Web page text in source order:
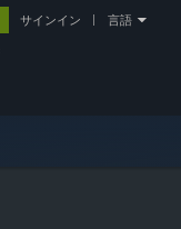
サインイン 言語